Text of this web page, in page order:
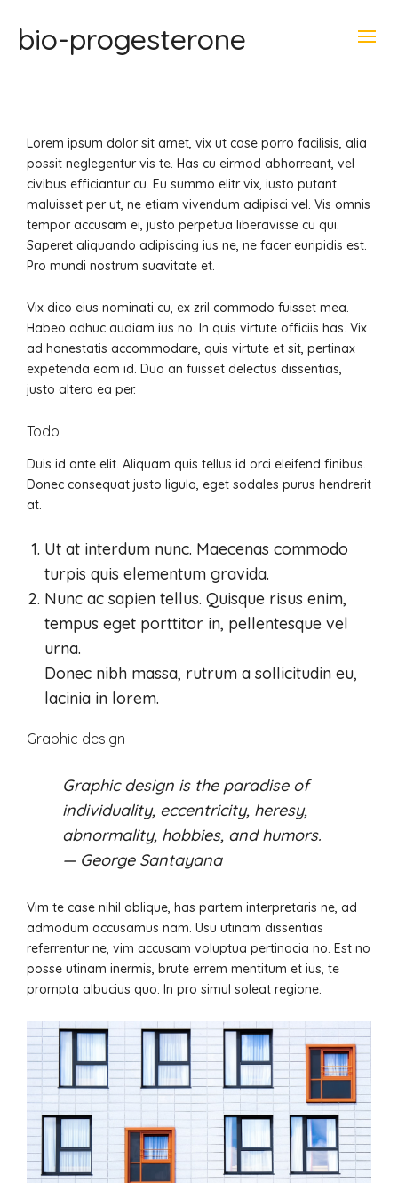
bio-progesterone
Lorem ipsum dolor sit amet, vix ut case porro facilisis, alia
possit neglegentur vis te. Has cu eirmod abhorreant, vel
civibus efficiantur cu. Eu summo elitr vix, iusto putant
maluisset per ut, ne etiam vivendum adipisci vel. Vis omnis
tempor accusam ei, justo perpetua liberavisse cu qui.
Saperet aliquando adipiscing ius ne, ne facer euripidis est.
Pro mundi nostrum suavitate et.
Vix dico eius nominati cu, ex zril commodo fuisset mea.
Habeo adhuc audiam ius no. In quis virtute officiis has. Vix
ad honestatis accommodare, quis virtute et sit, pertinax
expetenda eam id. Duo an fuisset delectus dissentias,
justo altera ea per.
Todo
Duis id ante elit. Aliquam quis tellus id orci eleifend finibus.
Donec consequat justo ligula, eget sodales purus hendrerit
at.
Ut at interdum nunc. Maecenas commodo
turpis quis elementum gravida.
Nunc ac sapien tellus. Quisque risus enim,
tempus eget porttitor in, pellentesque vel
urna.
Donec nibh massa, rutrum a sollicitudin eu,
lacinia in lorem.
Graphic design
Graphic design is the paradise of
individuality, eccentricity, heresy,
abnormality, hobbies, and humors.
— George Santayana
Vim te case nihil oblique, has partem interpretaris ne, ad
admodum accusamus nam. Usu utinam dissentias
referrentur ne, vim accusam voluptua pertinacia no. Est no
posse utinam inermis, brute errem mentitum et ius, te
prompta albucius quo. In pro simul soleat regione.